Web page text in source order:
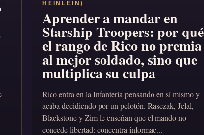
HEINLEIN)
Aprender a mandar en
Starship Troopers: por qué
el rango de Rico no premia
al mejor soldado, sino que
multiplica su culpa
Rico entra en la Infantería pensando en sí mismo y
acaba decidiendo por un pelotón. Rasczak, Jelal,
Blackstone y Zim le enseñan que el mando no
concede libertad: concentra informac...